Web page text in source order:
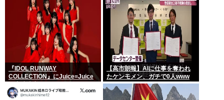
『IDOL RUNWAY
COLLECTION』にJuice=Juice
【高市朗報】AIに仕事を奪われ
たケンモメン、ガチで0人www